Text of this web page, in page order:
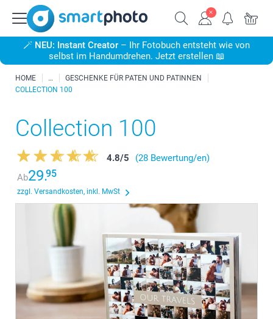
🪄 NEU: Instant Creator – Ihr Fotobuch entsteht wie von
selbst im Handumdrehen. Jetzt erstellen 📖
HOME
GESCHENKE FÜR PATEN UND PATINNEN
COLLECTION 100
Collection 100
4.8/5
(28 Bewertung/en)
Ab29.95
zzgl. Versandkosten, inkl. MwSt